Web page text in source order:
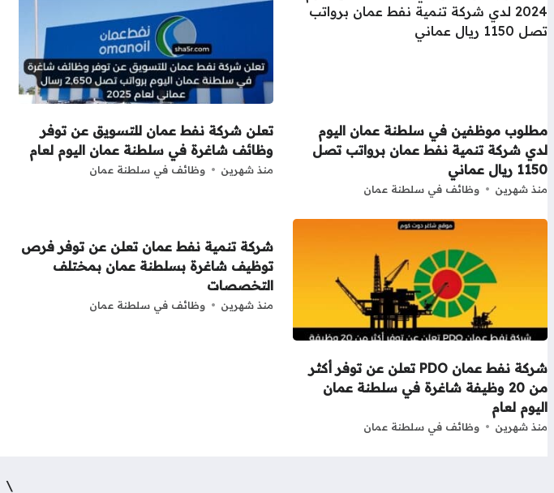
مطلوب موظفين في سلطنة عمان اليوم
لدي شركة تنمية نفط عمان برواتب تصل
1150 ريال عماني
منذ شهرين وظائف في سلطنة عمان
تعلن شركة نفط عمان للتسويق عن توفر
وظائف شاغرة في سلطنة عمان اليوم لعام
منذ شهرين وظائف في سلطنة عمان
شركة نفط عمان PDO تعلن عن توفر أكثر
من 20 وظيفة شاغرة في سلطنة عمان
اليوم لعام
منذ شهرين وظائف في سلطنة عمان
شركة تنمية نفط عمان تعلن عن توفر فرص
توظيف شاغرة بسلطنة عمان بمختلف
التخصصات
منذ شهرين وظائف في سلطنة عمان
\